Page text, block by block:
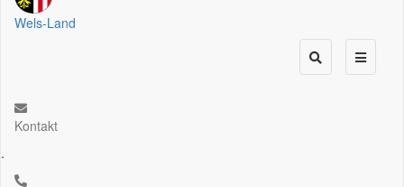
Wels-Land
Kontakt
.